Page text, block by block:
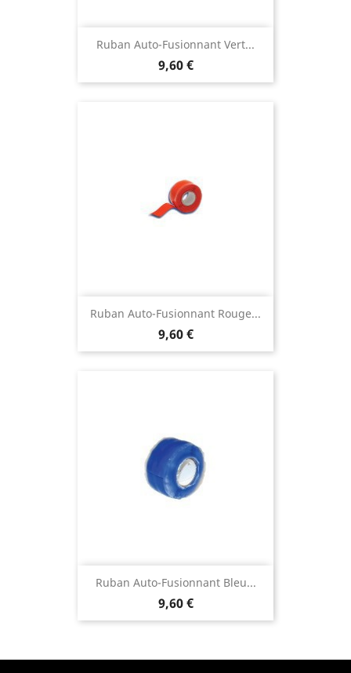
Ruban Auto-Fusionnant Vert...
9,60 €
Ruban Auto-Fusionnant Rouge...
9,60 €
Ruban Auto-Fusionnant Bleu...
9,60 €